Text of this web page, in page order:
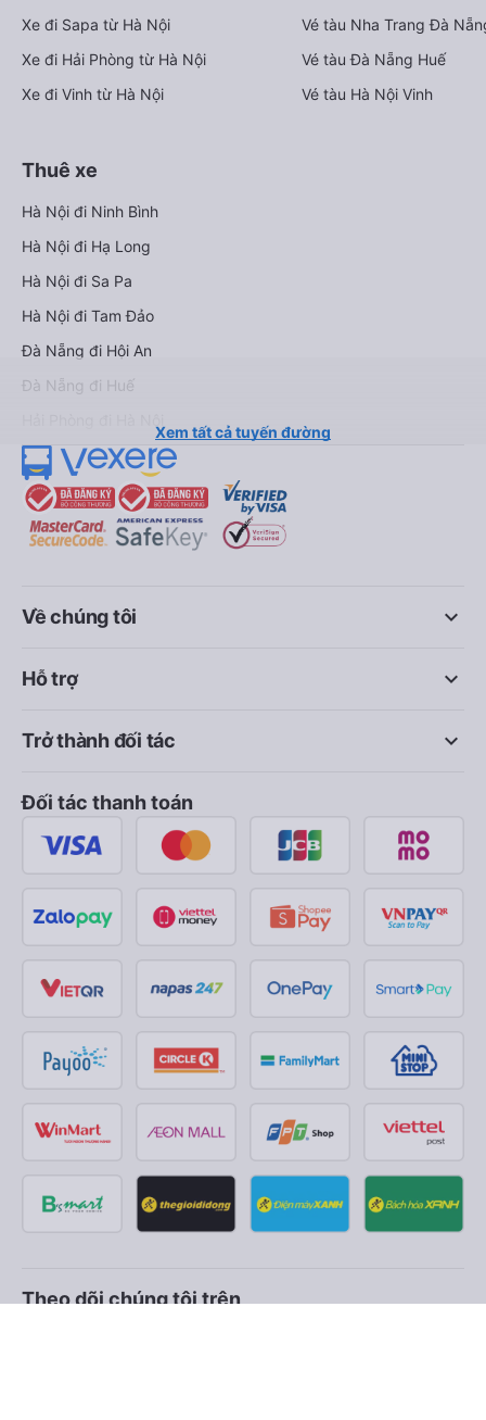
Xe đi Sapa từ Hà Nội
Xe đi Hải Phòng từ Hà Nội
Xe đi Vinh từ Hà Nội
Vé tàu Nha Trang Đà
Vé tàu Đà Nẵng Huế
Vé tàu Hà Nội Vinh
Thuê xe
Hà Nội đi Ninh Bình
Hà Nội đi Hạ Long
Hà Nội đi Sa Pa
Hà Nội đi Tam Đảo
Đà Nẵng đi Hội An
Đà Nẵng đi Huế
Xem tất cả tuyến đường
keyboard_arrow_down
Về chúng tôi
keyboard_arrow_down
Hỗ trợ
keyboard_arrow_down
Trở thành đối tác
Đối tác thanh toán
Theo dõi chúng tôi trên